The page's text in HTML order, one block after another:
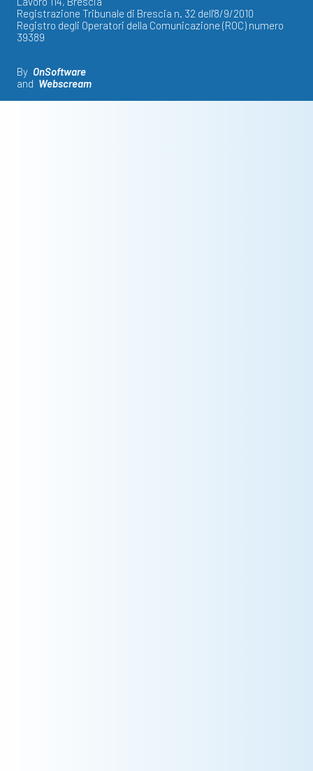
Registrazione Tribunale di Brescia n. 32 dell'8/9/2010
Registro degli Operatori della Comunicazione (ROC) numero
39389
By OnSoftware
and Webscream